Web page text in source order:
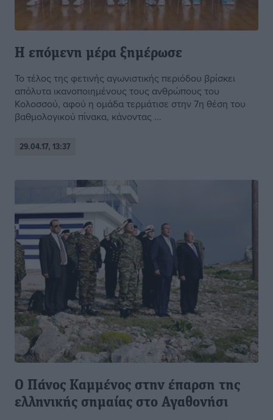
Η επόμενη μέρα ξημέρωσε
Το τέλος της φετινής αγωνιστικής περιόδου βρίσκει
απόλυτα ικανοποιημένους τους ανθρώπους του
Κολοσσού, αφού η ομάδα τερμάτισε στην 7η θέση του
βαθμολογικού πίνακα, κάνοντας ...
29.04.17, 13:37
Ο Πάνος Καμμένος στην έπαρση της
ελληνικής σημαίας στο Αγαθονήσι